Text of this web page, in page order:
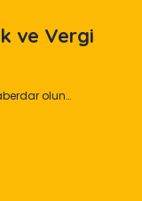
ve Vergi
olun…